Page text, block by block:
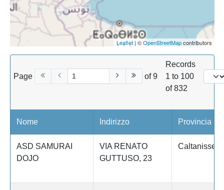
Leaflet| ©OpenStreetMapcontributors
Page of 9
Records
1 to 100
of 832
Nome Indirizzo Provincia
ASD SAMURAI
DOJO
VIA RENATO
GUTTUSO, 23
Caltanissetta